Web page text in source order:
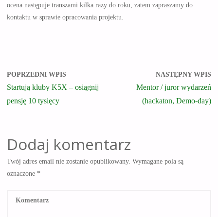
ocena następuje transzami kilka razy do roku, zatem zapraszamy do
kontaktu w sprawie opracowania projektu.
POPRZEDNI WPIS
Startują kluby K5X – osiągnij
pensję 10 tysięcy
NASTĘPNY WPIS
Mentor / juror wydarzeń
(hackaton, Demo-day)
Dodaj komentarz
Twój adres email nie zostanie opublikowany. Wymagane pola są
oznaczone *